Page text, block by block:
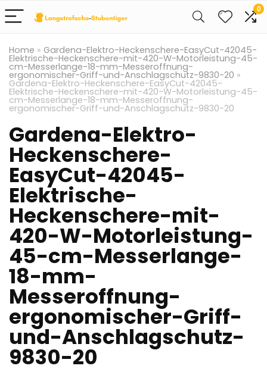
0
Home » Gardena-Elektro-Heckenschere-EasyCut-42045-
Elektrische-Heckenschere-mit-420-W-Motorleistung-45-
cm-Messerlange-18-mm-Messeroffnung-
ergonomischer-Griff-und-Anschlagschutz-9830-20 »
Gardena-Elektro-Heckenschere-EasyCut-42045-
Elektrische-Heckenschere-mit-420-W-Motorleistung-45-
cm-Messerlange-18-mm-Messeroffnung-
ergonomischer-Griff-und-Anschlagschutz-9830-20
Gardena-Elektro-
Heckenschere-
EasyCut-42045-
Elektrische-
Heckenschere-mit-
420-W-Motorleistung-
45-cm-Messerlange-
18-mm-
Messeroffnung-
ergonomischer-Griff-
und-Anschlagschutz-
9830-20